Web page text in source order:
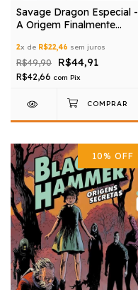
Savage Dragon Especial -
A Origem Finalmente
2x de R$22,46 sem juros
R$49,90 R$44,91
R$42,66 com Pix
10% OFF